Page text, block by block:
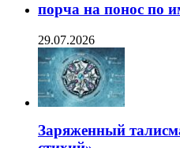
порча на понос по
29.07.2026
Заряженный